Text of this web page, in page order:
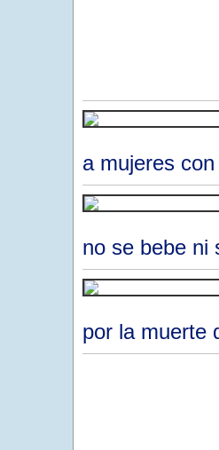
a mujeres
no se bebe ni
por la muerte